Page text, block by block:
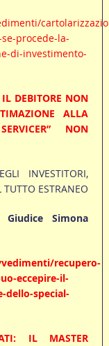
procede-la-
di-investimento-
IL DEBITORE NON
ALLA
NON
INVESTITORI,
TUTTO ESTRANEO
Simona
recupero-
eccepire-il-
dello-special-
IL MASTER